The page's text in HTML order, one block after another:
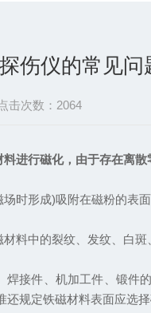
伤仪的常见问
击次数：2064
进行磁化，由于存在离
形成)吸附在磁粉的表面
中的裂纹、发纹、白斑
件、机加工件、锻件的
规定铁磁材料表面应选择